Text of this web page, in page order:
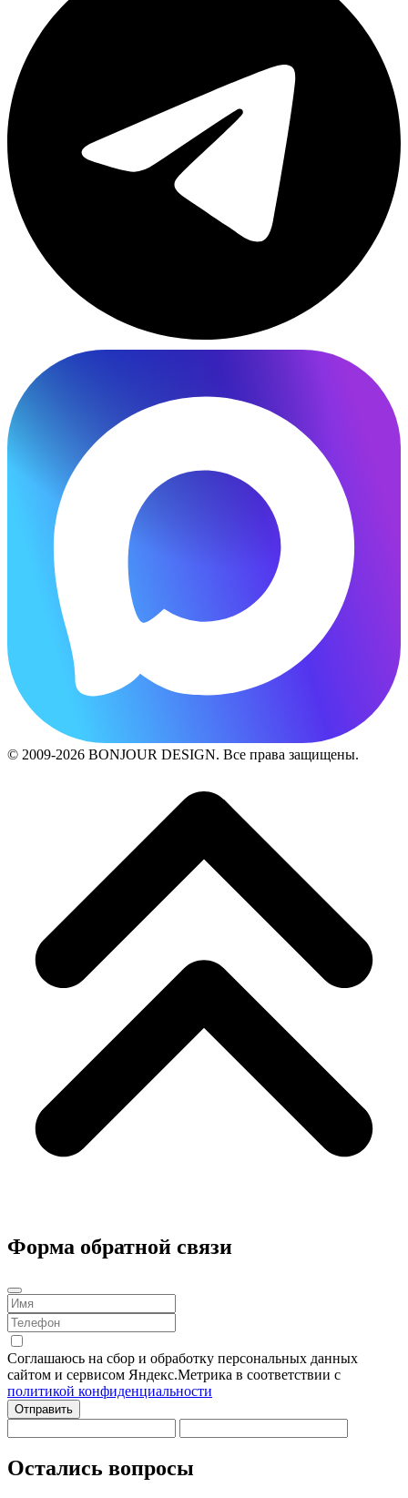
© 2009-2026 BONJOUR DESIGN. Все права защищены.
Форма обратной связи
Соглашаюсь на сбор и обработку персональных данных
сайтом и сервисом Яндекс.Метрика в соответствии с
политикой конфиденциальности
Отправить
Остались вопросы